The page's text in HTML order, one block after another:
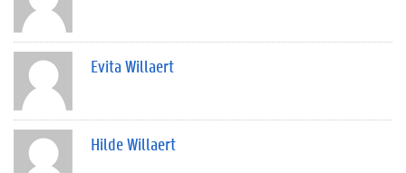
Evita Willaert
Hilde Willaert